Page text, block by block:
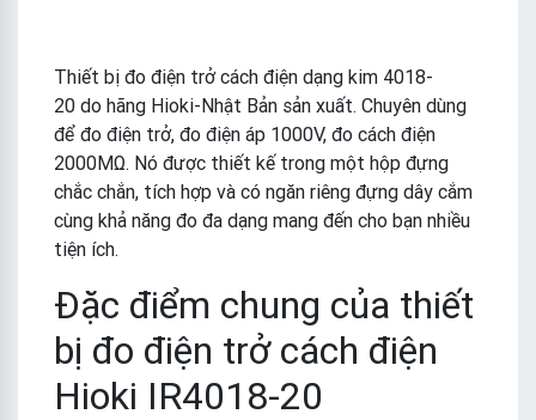
Thiết bị đo điện trở cách điện dạng kim 4018-
20 do hãng Hioki-Nhật Bản sản xuất. Chuyên dùng
để đo điện trở, đo điện áp 1000V, đo cách điện
2000MΩ. Nó được thiết kế trong một hộp đựng
chắc chắn, tích hợp và có ngăn riêng đựng dây cắm
cùng khả năng đo đa dạng mang đến cho bạn nhiều
tiện ích.
Đặc điểm chung của thiết
bị đo điện trở cách điện
Hioki IR4018-20